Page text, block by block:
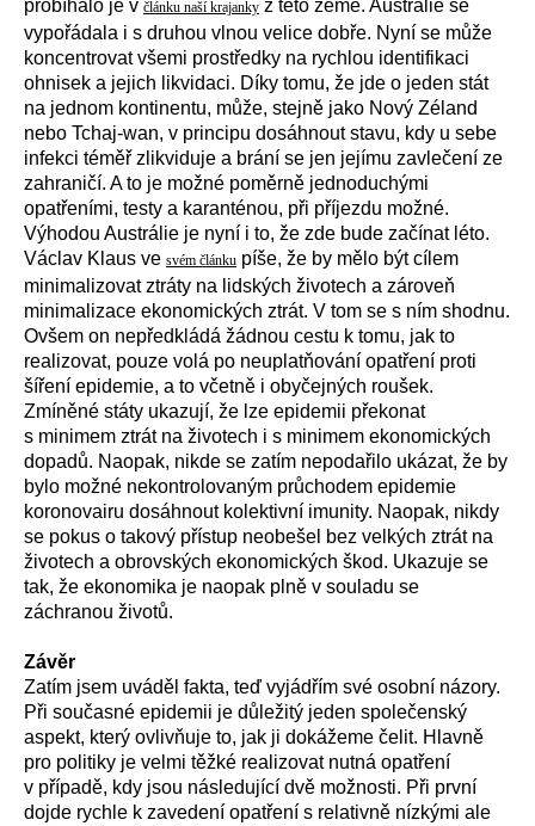
probíhalo je v článku naší krajanky z této země. Austrálie se
vypořádala i s druhou vlnou velice dobře. Nyní se může
koncentrovat všemi prostředky na rychlou identifikaci
ohnisek a jejich likvidaci. Díky tomu, že jde o jeden stát
na jednom kontinentu, může, stejně jako Nový Zéland
nebo Tchaj-wan, v principu dosáhnout stavu, kdy u sebe
infekci téměř zlikviduje a brání se jen jejímu zavlečení ze
zahraničí. A to je možné poměrně jednoduchými
opatřeními, testy a karanténou, při příjezdu možné.
Výhodou Austrálie je nyní i to, že zde bude začínat léto.
Václav Klaus ve svém článku píše, že by mělo být cílem
minimalizovat ztráty na lidských životech a zároveň
minimalizace ekonomických ztrát. V tom se s ním shodnu.
Ovšem on nepředkládá žádnou cestu k tomu, jak to
realizovat, pouze volá po neuplatňování opatření proti
šíření epidemie, a to včetně i obyčejných roušek.
Zmíněné státy ukazují, že lze epidemii překonat
s minimem ztrát na životech i s minimem ekonomických
dopadů. Naopak, nikde se zatím nepodařilo ukázat, že by
bylo možné nekontrolovaným průchodem epidemie
koronovairu dosáhnout kolektivní imunity. Naopak, nikdy
se pokus o takový přístup neobešel bez velkých ztrát na
životech a obrovských ekonomických škod. Ukazuje se
tak, že ekonomika je naopak plně v souladu se
záchranou životů.
Závěr
Zatím jsem uváděl fakta, teď vyjádřím své osobní názory.
Při současné epidemii je důležitý jeden společenský
aspekt, který ovlivňuje to, jak ji dokážeme čelit. Hlavně
pro politiky je velmi těžké realizovat nutná opatření
v případě, kdy jsou následující dvě možnosti. Při první
dojde rychle k zavedení opatření s relativně nízkými ale